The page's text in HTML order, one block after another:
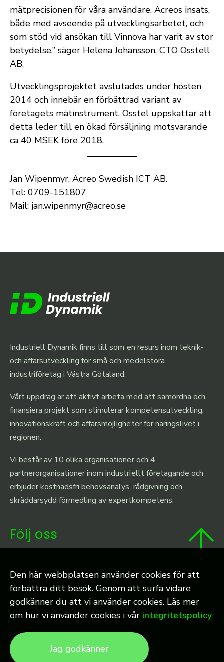
mätprecisionen för våra användare. Acreos insats,
både med avseende på utvecklingsarbetet, och
som stöd vid ansökan till Vinnova har varit av stor
betydelse.” säger Helena Johansson, CTO Osstell
AB.
Utvecklingsprojektet avslutades under hösten
2014 och innebär en förbättrad variant av
företagets mätinstrument. Osstel uppskattar att
detta leder till en ökad försäljning motsvarande
ca 40 MSEK före 2018.
Jan Wipenmyr, Acreo Swedish ICT AB.
Tel: 0709-151807
Mail: jan.wipenmyr@acreo.se
Industriell Dynamik finns till som en resurs inom teknik-
och affärsutveckling för små och medelstora
industriföretag i Västra Götaland.
Vårt uppdrag är att aktivt arbeta med att samordna och
finansiera projekt som stimulerar kompetensutveckling,
innovationskraft och affärsmöjligheter för näringslivet i
regionen.
Vi består av 10 olika organisationer och 4
partnerorganisationer inom industriellt företagande och
erbjuder kostnadsfri behovsanalys, rådgivning och
skräddarsydd förmedling av expertkompetens.
Följ oss
Twitter
© 2026 Industriell Dynamik |Cookies
| Producerad av
Den här webbplatsen använder cookies för att
förbättra ditt besök. Genom att surfa vidare
godkänner du att vi använder cookies. Läs mer
om hur vi använder cookies i vår integritetspolicy
Jag godkänner